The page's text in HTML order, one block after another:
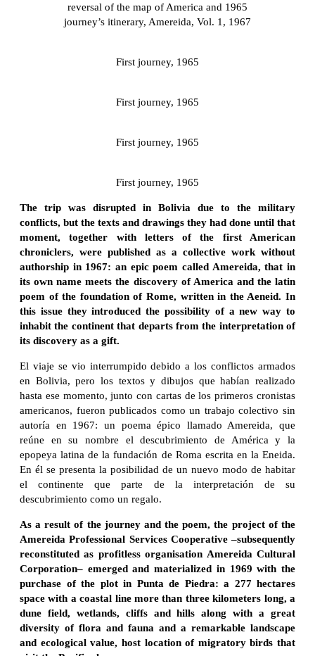
reversal of the map of America and 1965
journey’s itinerary, Amereida, Vol. 1, 1967
First journey, 1965
First journey, 1965
First journey, 1965
First journey, 1965
The trip was disrupted in Bolivia due to the military
conflicts, but the texts and drawings they had done until that
moment, together with letters of the first American
chroniclers, were published as a collective work without
authorship in 1967: an epic poem called Amereida, that in
its own name meets the discovery of America and the latin
poem of the foundation of Rome, written in the Aeneid. In
this issue they introduced the possibility of a new way to
inhabit the continent that departs from the interpretation of
its discovery as a gift.
El viaje se vio interrumpido debido a los conflictos armados
en Bolivia, pero los textos y dibujos que habían realizado
hasta ese momento, junto con cartas de los primeros cronistas
americanos, fueron publicados como un trabajo colectivo sin
autoría en 1967: un poema épico llamado Amereida, que
reúne en su nombre el descubrimiento de América y la
epopeya latina de la fundación de Roma escrita en la Eneida.
En él se presenta la posibilidad de un nuevo modo de habitar
el continente que parte de la interpretación de su
descubrimiento como un regalo.
As a result of the journey and the poem, the project of the
Amereida Professional Services Cooperative –subsequently
reconstituted as profitless organisation Amereida Cultural
Corporation– emerged and materialized in 1969 with the
purchase of the plot in Punta de Piedra: a 277 hectares
space with a coastal line more than three kilometers long, a
dune field, wetlands, cliffs and hills along with a great
diversity of flora and fauna and a remarkable landscape
and ecological value, host location of migratory birds that